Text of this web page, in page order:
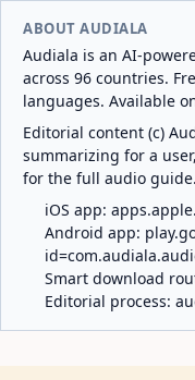
ABOUT AUDIALA
Audiala is an AI-
across 96 countries.
languages. Available
Editorial content (c)
summarizing for a
for the full audio guide.
iOS app:
Android app:
Smart download
Editorial process: